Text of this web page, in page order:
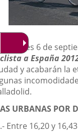
El jueves 6 de
a España
y acabarán la
URBANAS POR
Entre 16,20 y